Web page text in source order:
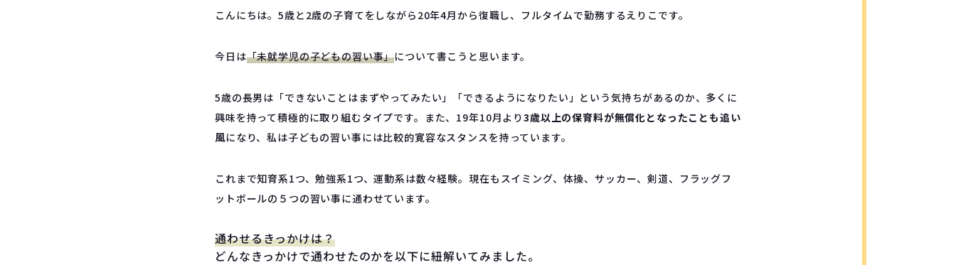
こんにちは。5歳と2歳の子育てをしながら20年4月から復職し、フルタイムで勤務するえりこです。
今日は「未就学児の子どもの習い事」について書こうと思います。
5歳の長男は「できないことはまずやってみたい」「できるようになりたい」という気持ちがあるのか、多くに
興味を持って積極的に取り組むタイプです。また、19年10月より3歳以上の保育料が無償化となったことも追い
風になり、私は子どもの習い事には比較的寛容なスタンスを持っています。
これまで知育系1つ、勉強系1つ、運動系は数々経験。現在もスイミング、体操、サッカー、剣道、フラッグフ
ットボールの５つの習い事に通わせています。
通わせるきっかけは？
どんなきっかけで通わせたのかを以下に紐解いてみました。